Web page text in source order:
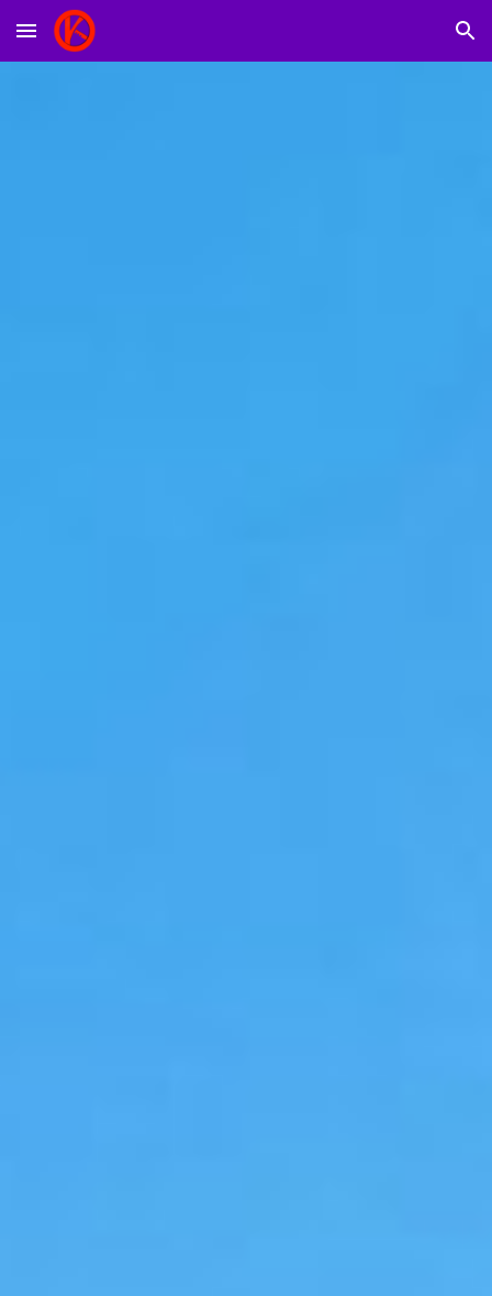
Skip to main content Skip to navigation